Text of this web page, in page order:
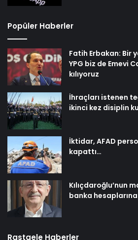
Popüler Haberler
Fatih Erbakan: Bir
YPG biz de Emevi
kılıyoruz
İhraçları istenen
ikinci kez disiplin
İktidar, AFAD
kapattı…
Kılıçdaroğlu’nun
banka
Rastgele Haberler